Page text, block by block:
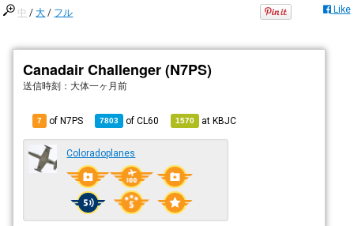
中 /大 / フル Like
Canadair Challenger (N7PS)
送信時刻： 大体一ヶ月前
7 of N7PS 7803 ofCL60 1570 atKBJC
Coloradoplanes